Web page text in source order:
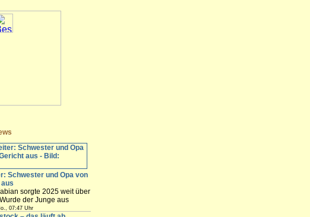
Schwester und Opa von
sorgte 2025 weit über
der Junge aus
Partnerin des Vaters
07:47 Uhr